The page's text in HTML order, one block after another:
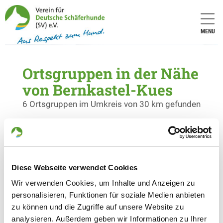
Diese Webseite verwendet Cookies
Wir verwenden Cookies, um Inhalte und Anzeigen zu
personalisieren, Funktionen für soziale Medien anbieten
zu können und die Zugriffe auf unsere Website zu
analysieren. Außerdem geben wir Informationen zu Ihrer
MENU
Ortsgruppen in der Nähe
von Bernkastel-Kues
6 Ortsgruppen im Umkreis von 30 km gefunden
Am Bahnhof
OG - Kempfeld
Details
Am Allenberg
55758 Kempfeld